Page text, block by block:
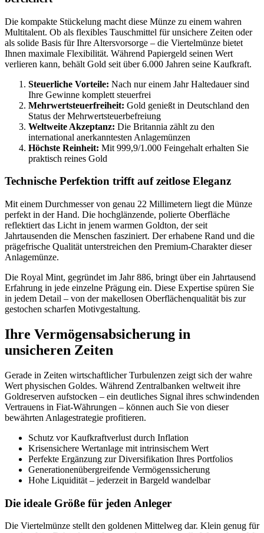
Die kompakte Stückelung macht diese Münze zu einem wahren
Multitalent. Ob als flexibles Tauschmittel für unsichere Zeiten oder
als solide Basis für Ihre Altersvorsorge – die Viertelmünze bietet
Ihnen maximale Flexibilität. Während Papiergeld seinen Wert
verlieren kann, behält Gold seit über 6.000 Jahren seine Kaufkraft.
Steuerliche Vorteile: Nach nur einem Jahr Haltedauer sind
Ihre Gewinne komplett steuerfrei
Mehrwertsteuerfreiheit: Gold genießt in Deutschland den
Status der Mehrwertsteuerbefreiung
Weltweite Akzeptanz: Die Britannia zählt zu den
international anerkanntesten Anlagemünzen
Höchste Reinheit: Mit 999,9/1.000 Feingehalt erhalten Sie
praktisch reines Gold
Technische Perfektion trifft auf zeitlose Eleganz
Mit einem Durchmesser von genau 22 Millimetern liegt die Münze
perfekt in der Hand. Die hochglänzende, polierte Oberfläche
reflektiert das Licht in jenem warmen Goldton, der seit
Jahrtausenden die Menschen fasziniert. Der erhabene Rand und die
prägefrische Qualität unterstreichen den Premium-Charakter dieser
Anlagemünze.
Die Royal Mint, gegründet im Jahr 886, bringt über ein Jahrtausend
Erfahrung in jede einzelne Prägung ein. Diese Expertise spüren Sie
in jedem Detail – von der makellosen Oberflächenqualität bis zur
gestochen scharfen Motivgestaltung.
Ihre Vermögensabsicherung in
unsicheren Zeiten
Gerade in Zeiten wirtschaftlicher Turbulenzen zeigt sich der wahre
Wert physischen Goldes. Während Zentralbanken weltweit ihre
Goldreserven aufstocken – ein deutliches Signal ihres schwindenden
Vertrauens in Fiat-Währungen – können auch Sie von dieser
bewährten Anlagestrategie profitieren.
Schutz vor Kaufkraftverlust durch Inflation
Krisensichere Wertanlage mit intrinsischem Wert
Perfekte Ergänzung zur Diversifikation Ihres Portfolios
Generationenübergreifende Vermögenssicherung
Hohe Liquidität – jederzeit in Bargeld wandelbar
Die ideale Größe für jeden Anleger
Die Viertelmünze stellt den goldenen Mittelweg dar. Klein genug für